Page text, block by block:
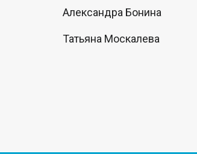
Александра Бонина
Татьяна Москалева